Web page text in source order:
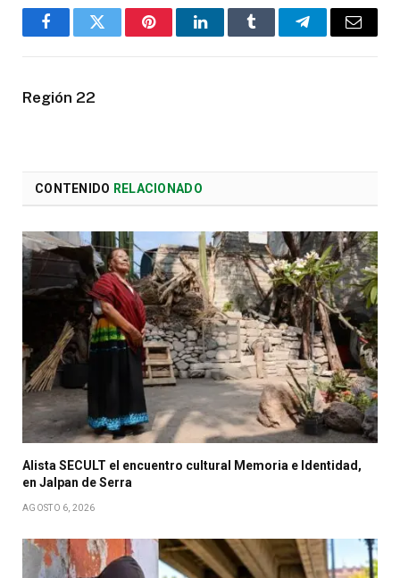
FacebookTwitter PinterestLinkedInTumblr TelegramEmail
Región 22
CONTENIDO RELACIONADO
Alista SECULT el encuentro cultural Memoria e Identidad,
en Jalpan de Serra
AGOSTO 6, 2026